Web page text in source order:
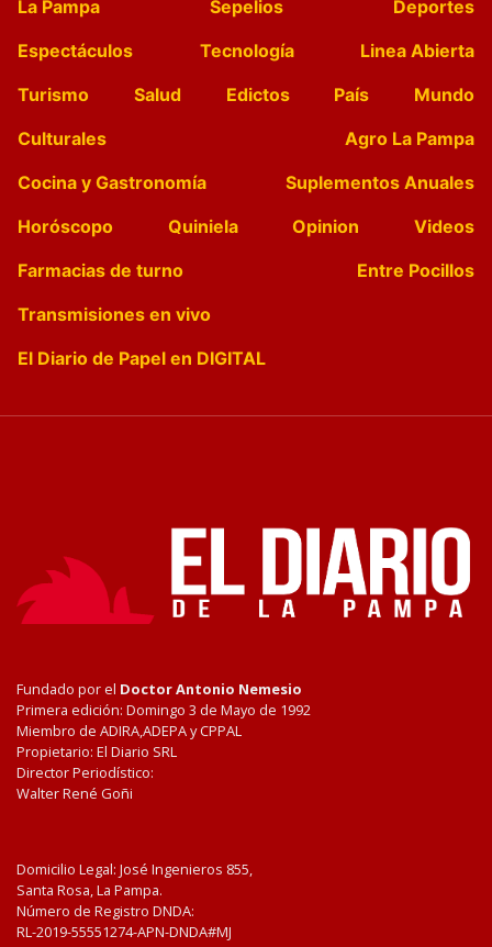
La Pampa Sepelios
Deportes
Espectáculos
Tecnología
Linea Abierta
Turismo
Salud Edictos País
Mundo
Culturales
Agro La Pampa
Cocina y Gastronomía
Suplementos Anuales
Horóscopo
Quiniela Opinion
Videos
Farmacias de turno
Entre Pocillos
Transmisiones en vivo
El Diario de Papel en DIGITAL
Fundado por el Doctor Antonio Nemesio
Primera edición: Domingo 3 de Mayo de 1992
Miembro de ADIRA,ADEPA y CPPAL
Propietario: El Diario SRL
Director Periodístico:
Walter René Goñi
Domicilio Legal: José Ingenieros 855,
Santa Rosa, La Pampa.
Número de Registro DNDA:
RL-2019-55551274-APN-DNDA#MJ